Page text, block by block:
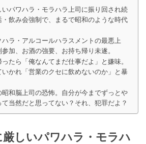
いパワハラ・モラハラ上司に振り回され続
・飲み会強制で、まるで昭和のような時代
ラ・アルコールハラスメントの最悪上
加、お酒の強要、お持ち帰り未遂。
ったら「俺なんてまだ仕事だよ」と嫌味。
かれ「営業のクセに飲めないのか」と暴
昭和脳上司の恐怖。自分が今までずっとや
て当然だと思ってない？それ、犯罪だよ？
厳しいパワハラ・モラハ